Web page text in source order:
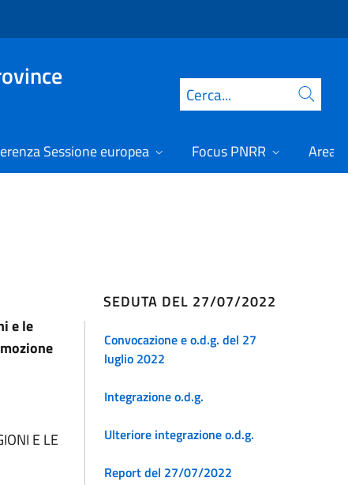
Cerca
Sessione europea Focus PNRR Area
e le
E LE
SEDUTA DEL 27/07/2022
Convocazione e o.d.g. del 27
luglio 2022
Integrazione o.d.g.
Ulteriore integrazione o.d.g.
Report del 27/07/2022